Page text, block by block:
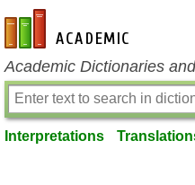
en-academic.com
Academic Dictionaries
Interpretations